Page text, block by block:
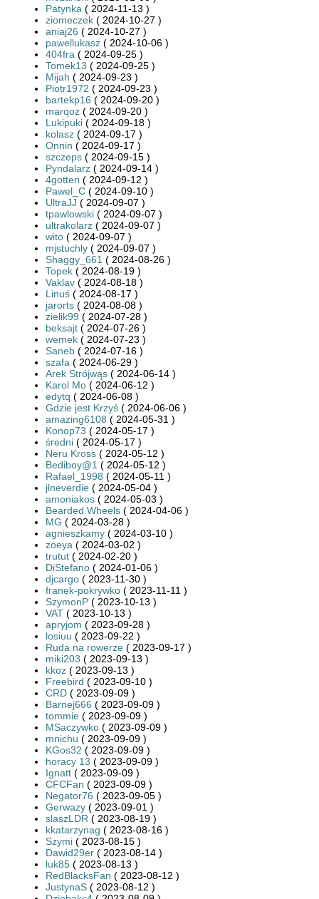
Patynka ( 2024-11-13 )
ziomeczek ( 2024-10-27 )
aniaj26 ( 2024-10-27 )
pawellukasz ( 2024-10-06 )
404fra ( 2024-09-25 )
Tomek13 ( 2024-09-25 )
Mijah ( 2024-09-23 )
Piotr1972 ( 2024-09-23 )
bartekp16 ( 2024-09-20 )
marqoz ( 2024-09-20 )
Lukipuki ( 2024-09-18 )
kolasz ( 2024-09-17 )
Onnin ( 2024-09-17 )
szczeps ( 2024-09-15 )
Pyndalarz ( 2024-09-14 )
4gotten ( 2024-09-12 )
Pawel_C ( 2024-09-10 )
UltraJJ ( 2024-09-07 )
tpawlowski ( 2024-09-07 )
ultrakolarz ( 2024-09-07 )
wito ( 2024-09-07 )
mjstuchly ( 2024-09-07 )
Shaggy_661 ( 2024-08-26 )
Topek ( 2024-08-19 )
Vaklav ( 2024-08-18 )
Linuś ( 2024-08-17 )
jarorts ( 2024-08-08 )
zielik99 ( 2024-07-28 )
beksajt ( 2024-07-26 )
wemek ( 2024-07-23 )
Saneb ( 2024-07-16 )
szafa ( 2024-06-29 )
Arek Strójwąs ( 2024-06-14 )
Karol Mo ( 2024-06-12 )
edytq ( 2024-06-08 )
Gdzie jest Krzyś ( 2024-06-06 )
amazing6108 ( 2024-05-31 )
Konop73 ( 2024-05-17 )
średni ( 2024-05-17 )
Neru Kross ( 2024-05-12 )
Bediboy@1 ( 2024-05-12 )
Rafael_1998 ( 2024-05-11 )
jlneverdie ( 2024-05-04 )
amoniakos ( 2024-05-03 )
Bearded.Wheels ( 2024-04-06 )
MG ( 2024-03-28 )
agnieszkamy ( 2024-03-10 )
zoeya ( 2024-03-02 )
trutut ( 2024-02-20 )
DiStefano ( 2024-01-06 )
djcargo ( 2023-11-30 )
franek-pokrywko ( 2023-11-11 )
SzymonP ( 2023-10-13 )
VAT ( 2023-10-13 )
apryjom ( 2023-09-28 )
losiuu ( 2023-09-22 )
Ruda na rowerze ( 2023-09-17 )
miki203 ( 2023-09-13 )
kkoz ( 2023-09-13 )
Freebird ( 2023-09-10 )
CRD ( 2023-09-09 )
Barnej666 ( 2023-09-09 )
tommie ( 2023-09-09 )
MSaczywko ( 2023-09-09 )
mnichu ( 2023-09-09 )
KGos32 ( 2023-09-09 )
horacy 13 ( 2023-09-09 )
Ignatt ( 2023-09-09 )
CFCFan ( 2023-09-09 )
Negator76 ( 2023-09-05 )
Gerwazy ( 2023-09-01 )
slaszLDR ( 2023-08-19 )
kkatarzynag ( 2023-08-16 )
Szymi ( 2023-08-15 )
Dawid29er ( 2023-08-14 )
luk85 ( 2023-08-13 )
RedBlacksFan ( 2023-08-12 )
JustynaS ( 2023-08-12 )